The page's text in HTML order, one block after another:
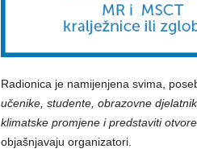
Radionica je namijenjena svima,
učenike, studente, obrazovne
klimatske promjene i predstaviti
objašnjavaju organizatori.